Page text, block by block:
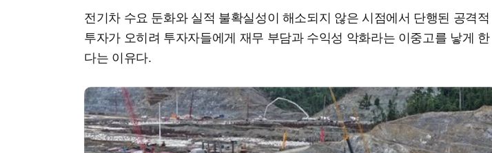
전기차 수요 둔화와 실적 불확실성이 해소되지 않은 시점에서 단행된 공격적
투자가 오히려 투자자들에게 재무 부담과 수익성 악화라는 이중고를 낳게 한
다는 이유다.